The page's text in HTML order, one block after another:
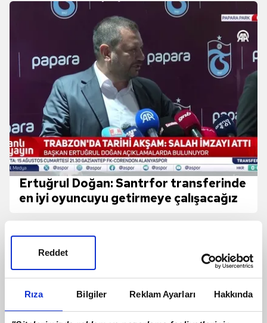
Rıza Bilgiler Reklam Ayarları Hakkında
Reddet
Ertuğrul Doğan: Santrfor transferinde
en iyi oyuncuyu getirmeye çalışacağız